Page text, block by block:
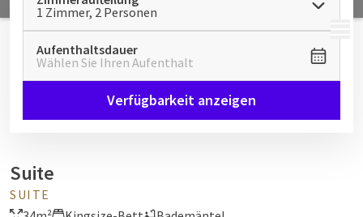
MENÜ
1 Zimmer, 2 Personen
Aufenthaltsdauer
Wählen Sie Ihren Aufenthalt
Verfügbarkeit anzeigen
Suite
SUITE